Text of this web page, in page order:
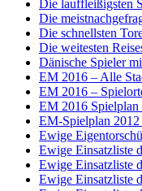
Die lauffleißigsten
Die
Die schnellsten
Die weitesten
Dänische Spieler
EM 2016 – Alle
EM 2016 –
EM 2016
EM-Spielplan
Ewige
Ewige Einsatzliste
Ewige Einsatzliste
Ewige Einsatzliste